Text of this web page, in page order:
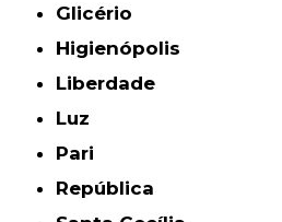
Glicério
Higienópolis
Liberdade
Luz
Pari
República